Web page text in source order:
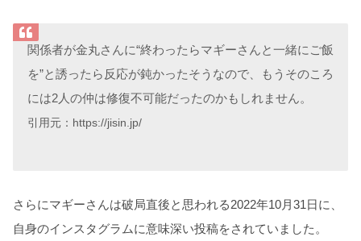
関係者が金丸さんに“終わったらマギーさんと一緒にご飯
を”と誘ったら反応が鈍かったそうなので、もうそのころ
には2人の仲は修復不可能だったのかもしれません。
引用元：https://jisin.jp/
さらにマギーさんは破局直後と思われる2022年10月31日に、
自身のインスタグラムに意味深い投稿をされていました。